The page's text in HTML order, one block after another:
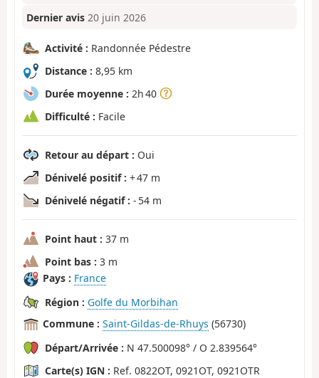
Dernier avis 20 juin 2026
Activité : Randonnée Pédestre
Distance : 8,95 km
Durée moyenne : 2h 40
Difficulté : Facile
Retour au départ : Oui
Dénivelé positif : + 47 m
Dénivelé négatif : - 54 m
Point haut : 37 m
Point bas : 3 m
Pays : France
Région : Golfe du Morbihan
Commune : Saint-Gildas-de-Rhuys (56730)
Départ/Arrivée : N 47.500098° / O 2.839564°
Carte(s) IGN : Ref. 0822OT, 0921OT, 0921OTR